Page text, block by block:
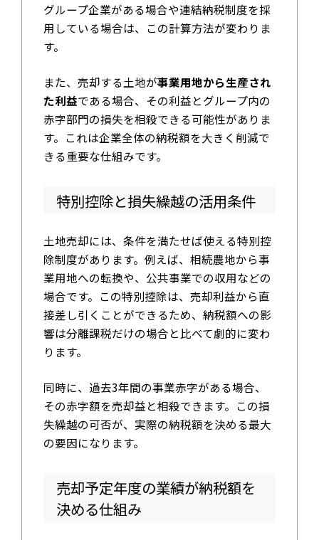
グループ企業がある場合や連結納税制度を採
用している場合は、この計算方法が変わりま
す。
また、売却する土地が事業用地から生産され
た利益である場合、その利益とグループ内の
赤字部門の損失を相殺できる可能性がありま
す。これは企業全体の納税額を大きく削減で
きる重要な仕組みです。
特別控除と損失繰越の活用条件
土地売却には、条件を満たせば使える特別控
除制度があります。例えば、相続農地から事
業用地への転換や、公共事業での収用などの
場合です。この特別控除は、売却利益から直
接差し引くことができるため、納税額への影
響は分離課税だけの場合と比べて劇的に変わ
ります。
同時に、過去3年間の事業赤字がある場合、
その赤字額を売却益と相殺できます。この損
失繰越の可否が、実際の納税額を決める最大
の要因になります。
売却予定年度の業績が納税額を
決める仕組み